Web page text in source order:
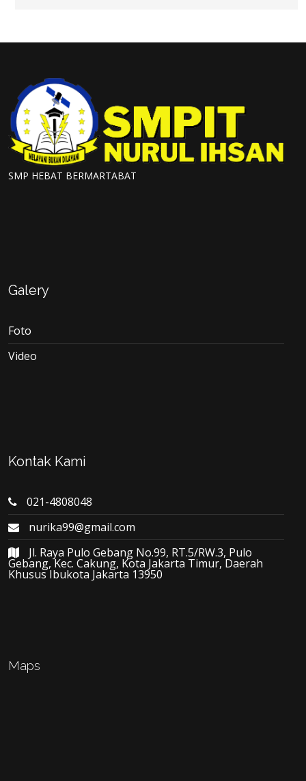
SMP HEBAT BERMARTABAT
Galery
Foto
Video
Kontak Kami
021-4808048
nurika99@gmail.com
Jl. Raya Pulo Gebang No.99, RT.5/RW.3, Pulo
Gebang, Kec. Cakung, Kota Jakarta Timur, Daerah
Khusus Ibukota Jakarta 13950
Maps